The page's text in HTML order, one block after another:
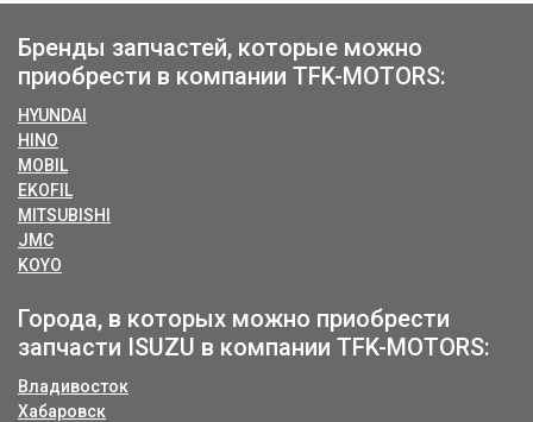
Бренды запчастей, которые можно
приобрести в компании TFK-MOTORS:
HYUNDAI
HINO
MOBIL
EKOFIL
MITSUBISHI
JMC
KOYO
Города, в которых можно приобрести
запчасти ISUZU в компании TFK-MOTORS:
Владивосток
Хабаровск